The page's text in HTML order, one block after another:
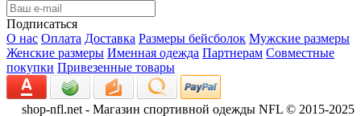
Подписаться
О нас Оплата Доставка Размеры бейсболок Мужские размеры
Женские размеры Именная одежда Партнерам Совместные
покупки Привезенные товары
shop-nfl.net - Магазин спортивной одежды NFL © 2015-2025